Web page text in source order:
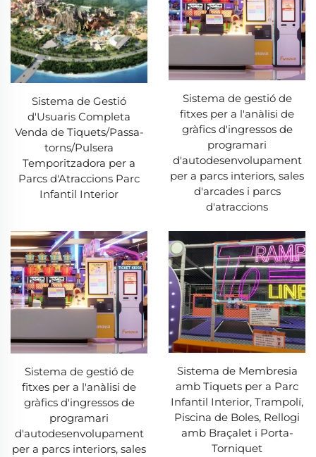
Sistema de Gestió
d'Usuaris Completa
Venda de Tiquets/Passa-
torns/Pulsera
Temporitzadora per a
Parcs d'Atraccions Parc
Infantil Interior
Sistema de gestió de
fitxes per a l'anàlisi de
gràfics d'ingressos de
programari
d'autodesenvolupament
per a parcs interiors, sales
d'arcades i parcs
d'atraccions
Sistema de gestió de
fitxes per a l'anàlisi de
gràfics d'ingressos de
programari
d'autodesenvolupament
per a parcs interiors, sales
Sistema de Membresia
amb Tiquets per a Parc
Infantil Interior, Trampolí,
Piscina de Boles, Rellogi
amb Braçalet i Porta-
Torniquet